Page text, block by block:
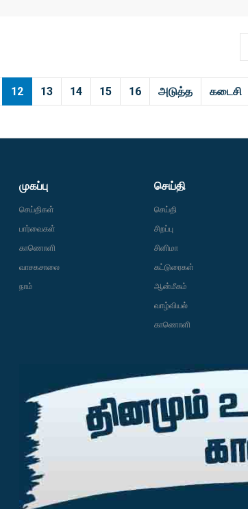
12 13 14 15 16 அடுத்த கடைசி
முகப்பு
செய்திகள்
பார்வைகள்
காணொளி
வாசகசாலை
நாம்
செய்தி
செய்தி
சிறப்பு
சினிமா
கட்டுரைகள்
ஆன்மீகம்
வாழ்வியல்
காணொளி